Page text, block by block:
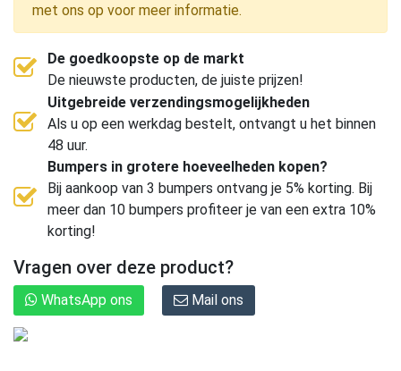
met ons op voor meer informatie.
De goedkoopste op de markt
De nieuwste producten, de juiste prijzen!
Uitgebreide verzendingsmogelijkheden
Als u op een werkdag bestelt, ontvangt u het binnen
48 uur.
Bumpers in grotere hoeveelheden kopen?
Bij aankoop van 3 bumpers ontvang je 5% korting. Bij
meer dan 10 bumpers profiteer je van een extra 10%
korting!
Vragen over deze product?
WhatsApp ons Mail ons